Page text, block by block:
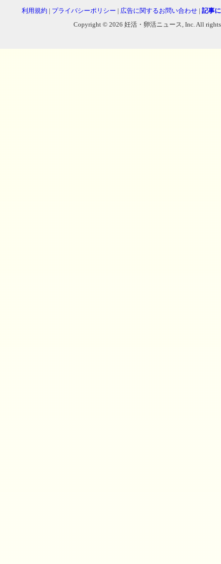
利用規約 | プライバシーポリシー | 広告に関するお問い合わせ | 記事
Copyright © 2026 妊活・卵活ニュース, Inc. All